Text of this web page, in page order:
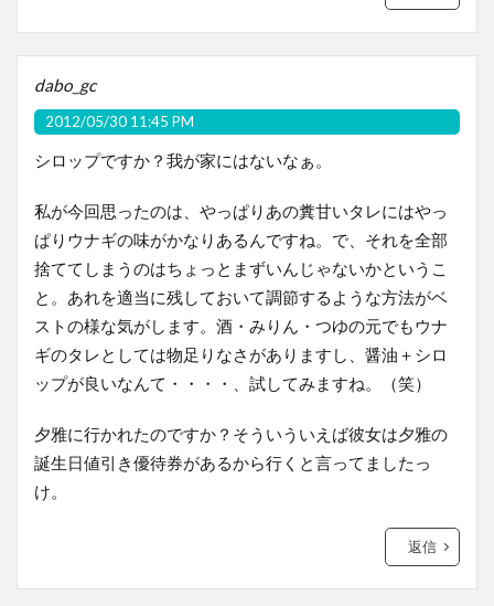
dabo_gc
2012/05/30 11:45 PM
シロップですか？我が家にはないなぁ。
私が今回思ったのは、やっぱりあの糞甘いタレにはやっ
ぱりウナギの味がかなりあるんですね。で、それを全部
捨ててしまうのはちょっとまずいんじゃないかというこ
と。あれを適当に残しておいて調節するような方法がベ
ストの様な気がします。酒・みりん・つゆの元でもウナ
ギのタレとしては物足りなさがありますし、醤油＋シロ
ップが良いなんて・・・・、試してみますね。（笑）
夕雅に行かれたのですか？そういういえば彼女は夕雅の
誕生日値引き優待券があるから行くと言ってましたっ
け。
返信